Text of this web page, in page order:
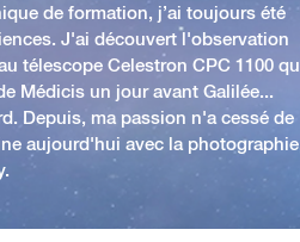
de formation, j’ai toujours été
J'ai découvert l'observation
télescope Celestron CPC 1100
Médicis un jour avant Galilée...
Depuis, ma passion n'a cessé de
aujourd'hui avec la